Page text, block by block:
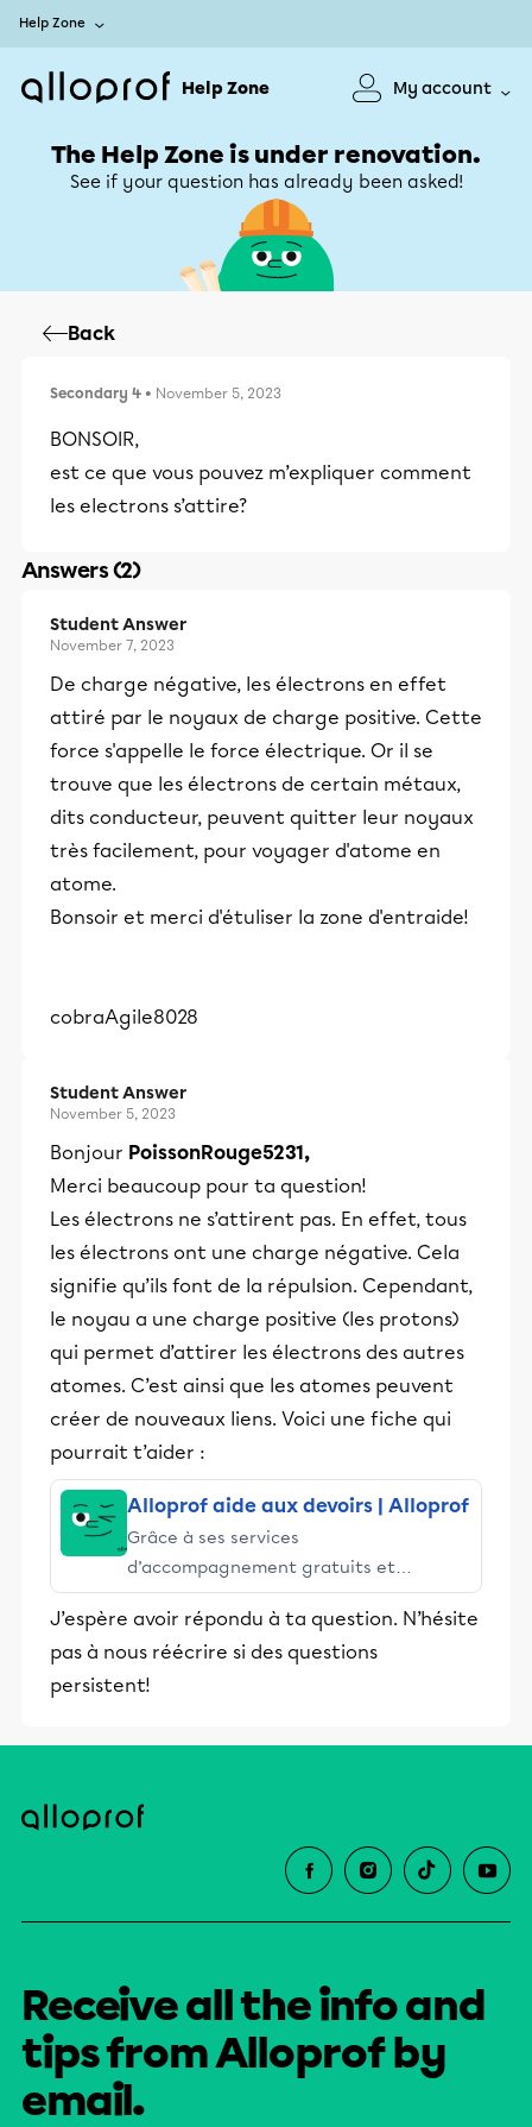
Help Zone
Help Zone My account
The Help Zone is under renovation.
See if your question has already been asked!
Back
Secondary 4 • November 5, 2023
BONSOIR,
est ce que vous pouvez m’expliquer comment
les electrons s’attire?
Answers (2)
Student Answer
November 7, 2023
De charge négative, les électrons en effet
attiré par le noyaux de charge positive. Cette
force s'appelle le force électrique. Or il se
trouve que les électrons de certain métaux,
dits conducteur, peuvent quitter leur noyaux
très facilement, pour voyager d'atome en
atome.
Bonsoir et merci d'étuliser la zone d'entraide!
cobraAgile8028
Student Answer
November 5, 2023
Bonjour PoissonRouge5231,
Merci beaucoup pour ta question!
Les électrons ne s’attirent pas. En effet, tous
les électrons ont une charge négative. Cela
signifie qu’ils font de la répulsion. Cependant,
le noyau a une charge positive (les protons)
qui permet d’attirer les électrons des autres
atomes. C’est ainsi que les atomes peuvent
créer de nouveaux liens. Voici une fiche qui
pourrait t’aider :
Alloprof aide aux devoirs | Alloprof
Grâce à ses services
d’accompagnement gratuits et
stimulants, Alloprof engage les élèves
et leurs parents dans la réussite
éducative.
J’espère avoir répondu à ta question. N’hésite
pas à nous réécrire si des questions
persistent!
Receive all the info and
tips from Alloprof by
email.